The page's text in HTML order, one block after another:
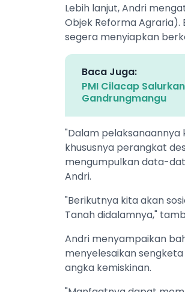
Lebih lanjut, Andri
Objek Reforma
segera menyiapkan
Baca Juga:
PMI Cilacap
Gandrungmangu
"Dalam pelaksanaannya
khususnya perangkat
mengumpulkan data-
Andri.
"Berikutnya kita akan
Tanah didalamnya,"
Andri menyampaikan
menyelesaikan
angka kemiskinan.